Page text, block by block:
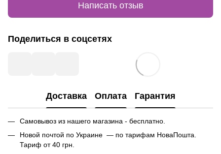
Написать отзыв
Поделиться в соцсетях
Доставка Оплата Гарантия
Самовывоз из нашего магазина - бесплатно.
Новой почтой по Украине — по тарифам НоваПошта.
Тариф от 40 грн.